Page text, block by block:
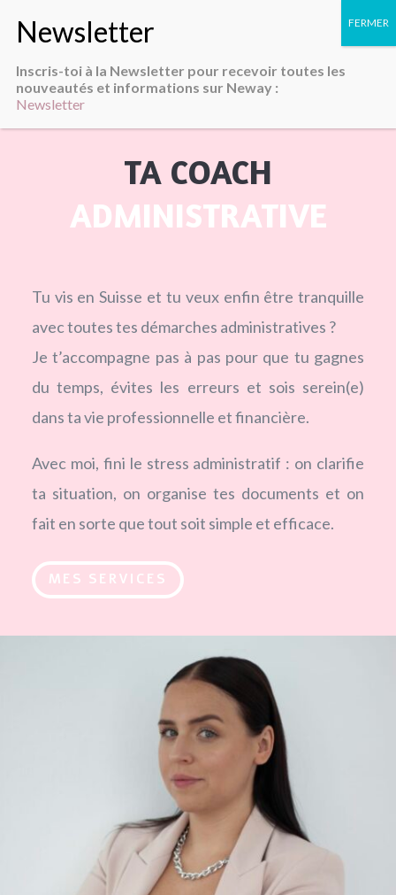
TA COACH
ADMINISTRATIVE
Tu vis en Suisse et tu veux enfin être tranquille
avec toutes tes démarches administratives ?
Je t’accompagne pas à pas pour que tu gagnes
du temps, évites les erreurs et sois serein(e)
dans ta vie professionnelle et financière.
Avec moi, fini le stress administratif : on clarifie
ta situation, on organise tes documents et on
fait en sorte que tout soit simple et efficace.
MES SERVICES
Inscris-toi à la Newsletter pour recevoir toutes les
nouveautés et informations sur Neway :
Newsletter